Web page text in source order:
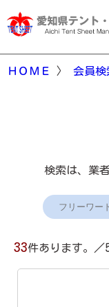
ＨＯＭＥ 〉 会員検
検索は、業
33件あります。／